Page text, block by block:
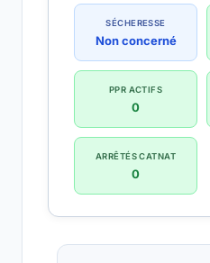
SÉCHERESSE
Non concerné
PPR ACTIFS
0
ARRÊTÉS CATNAT
0